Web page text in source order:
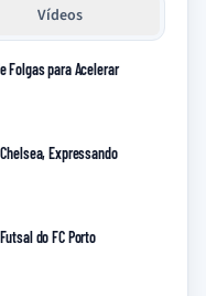
Vídeos
Folgas para Acelerar
Expressando
do FC Porto